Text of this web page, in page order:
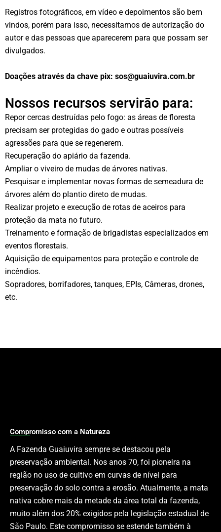
Registros fotográficos, em vídeo e depoimentos são bem
vindos, porém para isso, necessitamos de autorização do
autor e das pessoas que aparecerem para que possam ser
divulgados.
Doações através da chave pix: sos@guaiuvira.com.br
Nossos recursos servirão para:
Repor cercas destruídas pelo fogo: as áreas de floresta
precisam ser protegidas do gado e outras possíveis
agressões para que se regenerem.
Recuperação do apiário da fazenda.
Ampliar o viveiro de mudas de árvores nativas.
Pesquisar e implementar novas formas de semeadura de
árvores além do plantio direto de mudas.
Realizar projeto e execução de rotas de aceiros para
proteção da mata no futuro.
Treinamento e formação de brigadistas especializados em
eventos florestais.
Aquisição de equipamentos para proteção e controle de
incêndios.
Sopradores, borrifadores, tanques, EPIs, Câmeras, drones,
etc.
Compromisso com a Natureza
A Fazenda Guaiuvira sempre se destacou pela
preservação ambiental. Nos anos 70, foi pioneira na
região no uso de cultivo em curvas de nível para
preservação do solo contra a erosão. Atualmente, a mata
nativa cobre mais da metade da área total da fazenda,
muito além dos 20% exigidos pela legislação estadual de
São Paulo. Este compromisso se estende também à